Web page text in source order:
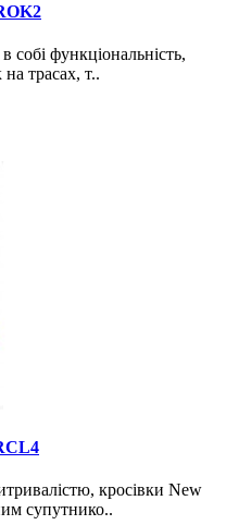
собі функціональність,
трасах, т..
кросівки New
супутнико..